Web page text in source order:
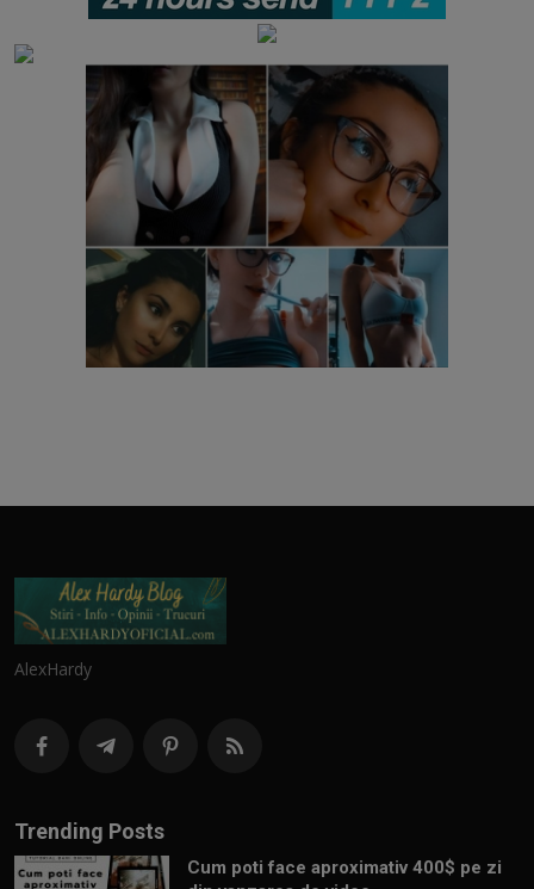
AlexHardy
Trending Posts
Cum poti face aproximativ 400$ pe zi